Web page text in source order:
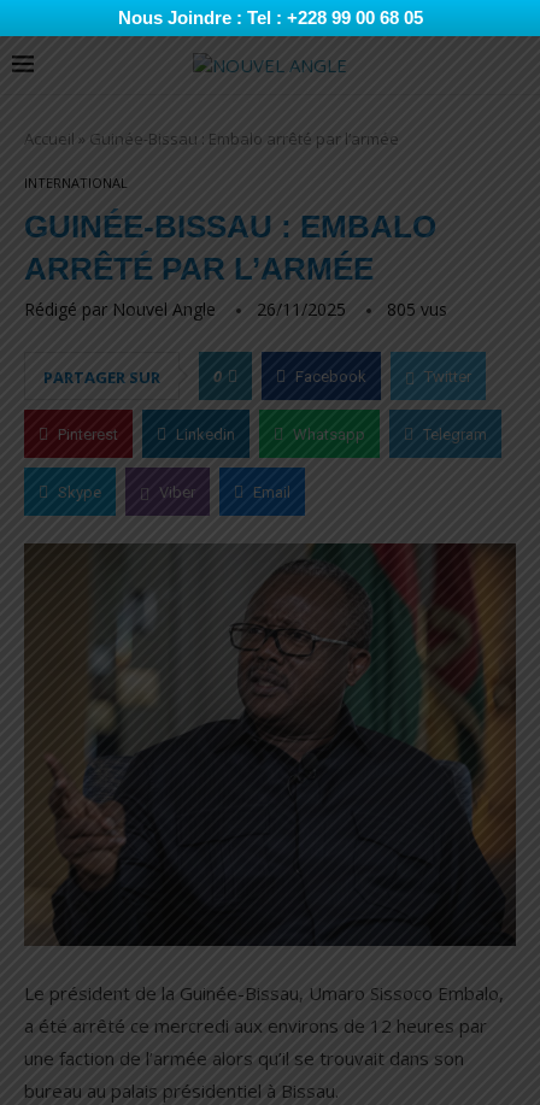
Nous Joindre : Tel : +228 99 00 68 05
Accueil » Guinée-Bissau : Embalo arrêté par l’armée
INTERNATIONAL
GUINÉE-BISSAU : EMBALO
ARRÊTÉ PAR L’ARMÉE
Rédigé par Nouvel Angle 26/11/2025 805 vus
PARTAGER SUR 0 Facebook Twitter
Pinterest Linkedin Whatsapp Telegram
Skype Viber Email
Le président de la Guinée-Bissau, Umaro Sissoco Embalo,
a été arrêté ce mercredi aux environs de 12 heures par
une faction de l’armée alors qu’il se trouvait dans son
bureau au palais présidentiel à Bissau.